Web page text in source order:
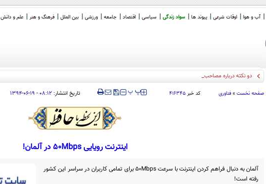
آب و هوا اوقات شرعی پیوند ها سواد زندگی سیاسی اقتصاد جامعه ورزشی بین الملل فرهنگ و هنر علم و دانش
دو نکته درباره مصاحبه با پزشکیان / جا
صفحه نخست » فناوری کد خبر ۴۱۶۳۴۵ ‍‍‍ پ پ تاریخ انتشار:۰۸:۱۲ - ۱۹-۰۶-۱۳۹۴
اینترنت رویایی 50Mbps در آلمان!
آلمان به دنبال فراهم کردن اینترنت با سرعت 50Mbps برای تمامی کاربران در سراسر این کشور
رفته است!